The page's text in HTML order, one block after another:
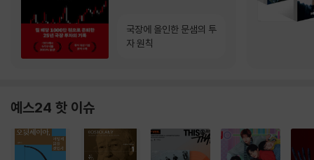
국장에 올인한 문샘의 투
자 원칙
예스24 핫 이슈